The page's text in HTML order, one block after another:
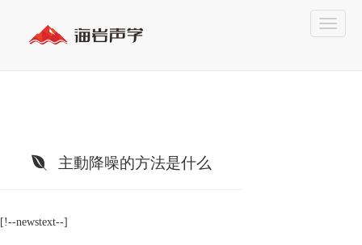
主動降噪的方法是什么
[!--newstext--]